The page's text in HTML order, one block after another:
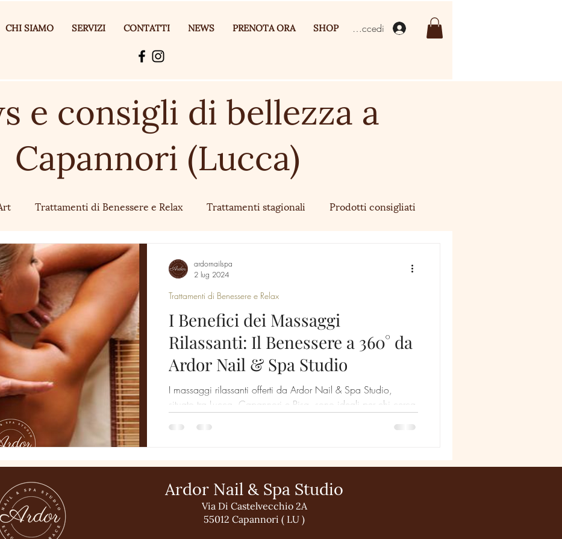
Accedi
CHI SIAMO SERVIZI CONTATTI NEWS PRENOTA ORA SHOP
e consigli di bellezza a
Capannori (Lucca)
Trattamenti di Benessere e Relax Trattamenti stagionali Prodotti consigliati
I Benefici dei Massaggi
Rilassanti: Il Benessere a 360° da
Ardor Nail & Spa Studio
I massaggi rilassanti offerti da Ardor Nail & Spa Studio,
situato tra Lucca, Capannori e Pisa, sono ideali per chi cerca
Trattamenti di Benessere e Relax
ardornailspa
2 lug 2024
Ardor Nail & Spa Studio
Via Di Castelvecchio 2A
55012 Capannori ( LU )